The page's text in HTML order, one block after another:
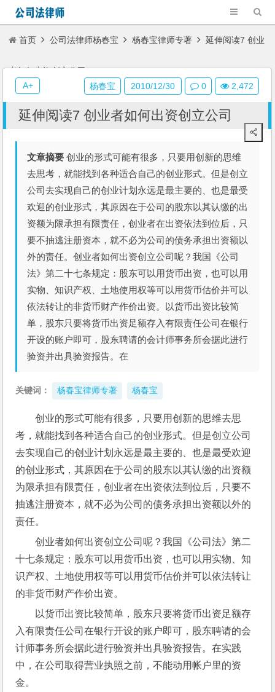
首页 公司法律师杨春宝 杨春宝律师专著 延伸阅读7 创业
者如何出资创立公司
延伸阅读7 创业者如何出资创立公司
文章摘要 创业的形式可能有很多，只要用创新的思维
去思考，就能找到各种适合自己的创业形式。但是创立
公司去实现自己的创业计划永远是最主要的、也是最受
欢迎的创业形式，其原因在于公司的股东以其认缴的出
资额为限承担有限责任，创业者在出资依法到位后，只
要不抽逃注册资本，就不必为公司的债务承担出资额以
外的责任。创业者如何出资创立公司呢？我国《公司
法》第二十七条规定：股东可以用货币出资，也可以用
实物、知识产权、土地使用权等可以用货币估价并可以
依法转让的非货币财产作价出资。以货币出资比较简
单，股东只要将货币出资足额存入有限责任公司在银行
开设的账户即可，股东聘请的会计师事务所会据此进行
验资并出具验资报告。在
关键词： 杨春宝律师专著 杨春宝
创业的形式可能有很多，只要用创新的思维去思
考，就能找到各种适合自己的创业形式。但是创立公司
去实现自己的创业计划永远是最主要的、也是最受欢迎
的创业形式，其原因在于公司的股东以其认缴的出资额
为限承担有限责任，创业者在出资依法到位后，只要不
抽逃注册资本，就不必为公司的债务承担出资额以外的
责任。
创业者如何出资创立公司呢？我国《公司法》第二
十七条规定：股东可以用货币出资，也可以用实物、知
识产权、土地使用权等可以用货币估价并可以依法转让
的非货币财产作价出资。
以货币出资比较简单，股东只要将货币出资足额存
入有限责任公司在银行开设的账户即可，股东聘请的会
计师事务所会据此进行验资并出具验资报告。在实践
中，在公司取得营业执照之前，不能动用帐户里的资
金。
杨春宝 2010/12/30 0 2,472
A+